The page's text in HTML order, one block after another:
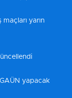
yarın
yapacak